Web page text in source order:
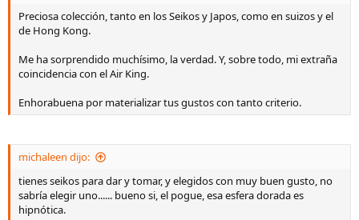
Preciosa colección, tanto en los Seikos y Japos, como en suizos y el
de Hong Kong.
Me ha sorprendido muchísimo, la verdad. Y, sobre todo, mi extraña
coincidencia con el Air King.
Enhorabuena por materializar tus gustos con tanto criterio.
michaleen dijo:
tienes seikos para dar y tomar, y elegidos con muy buen gusto, no
sabría elegir uno...... bueno si, el pogue, esa esfera dorada es
hipnótica.